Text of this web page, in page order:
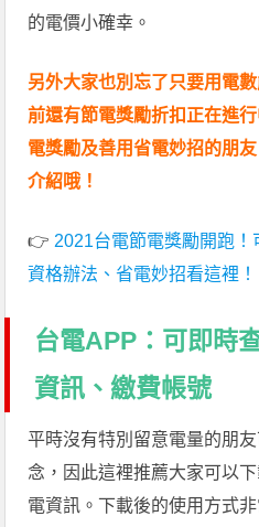
的電價小確幸。
另外大家也別忘了只要用電
前還有節電獎勵折扣正在進
電獎勵及善用省電妙招的朋
介紹哦！
👉 2021台電節電獎勵開跑
資格辦法、省電妙招看這裡！
台電APP：可即時
資訊、繳費帳號
平時沒有特別留意電量的朋
念，因此這裡推薦大家可以
電資訊。下載後的使用方式